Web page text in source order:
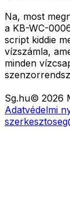
Na, most
a KB-WC-
script kiddie
vízszámla,
minden
Sg.hu© 2026
Adatvédelmi